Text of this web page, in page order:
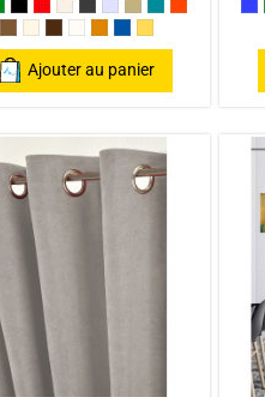
NoirRouge / Red
LinAnthracite/Dark Grey
PerleEcruBleu Canard
Terracotta
TaupeMasticChocolat
Naturel
Poterie
Pétrole
ocre
Ajouter au panier